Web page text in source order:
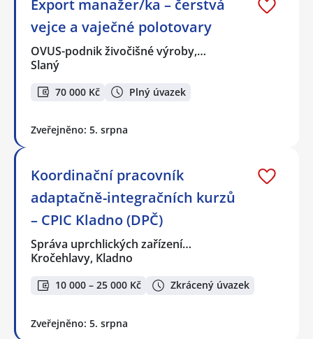
Export manažer/ka – čerstvá
vejce a vaječné polotovary
OVUS-podnik živočišné výroby,…
Slaný
70 000 Kč Plný úvazek
Zveřejněno: 5. srpna
Koordinační pracovník
adaptačně-integračních kurzů
– CPIC Kladno (DPČ)
Správa uprchlických zařízení…
Kročehlavy, Kladno
10 000 – 25 000 Kč Zkrácený úvazek
Zveřejněno: 5. srpna